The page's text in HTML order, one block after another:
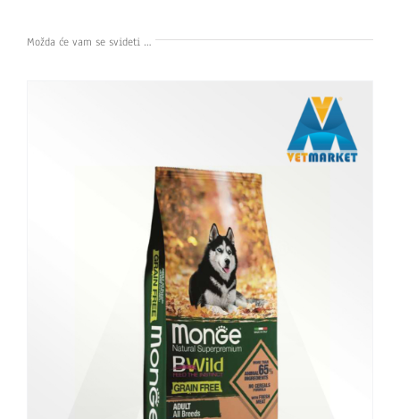
Možda će vam se svideti …